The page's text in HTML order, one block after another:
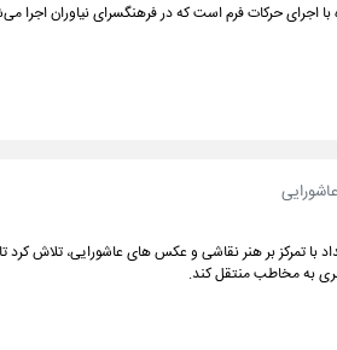
حرکات فرم است که در فرهنگسرای نیاوران اجرا
با تمرکز بر هنر نقاشی و عکس های عاشورایی، تلاش کرد
به مخاطب منتقل کند.